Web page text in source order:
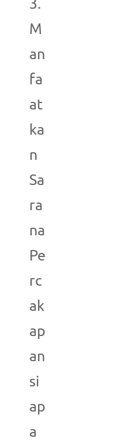
3.
M
an
fa
at
ka
n
Sa
ra
na
Pe
rc
ak
ap
an
si
ap
a